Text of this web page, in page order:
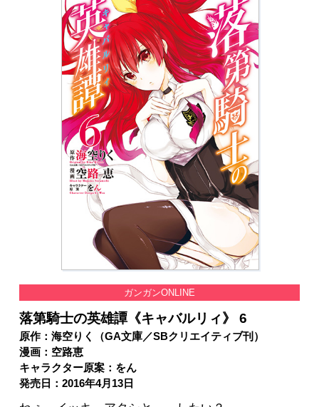
会社情報 採用情報
スクウェア・エニックス サイト内検索
ガンガンONLINE
落第騎士の英雄譚《キャバルリィ》 6
原作：海空りく（GA文庫／SBクリエイティブ刊）
漫画：空路恵
キャラクター原案：をん
発売日：2016年4月13日